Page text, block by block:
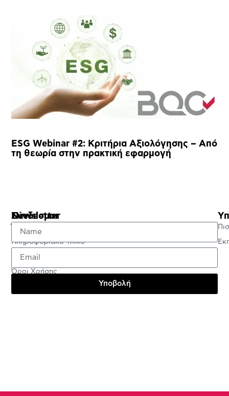
ESG Webinar #2: Κριτήρια Αξιολόγησης – Από
τη θεωρία στην πρακτική εφαρμογή
Σύνδεσμοι
Πληροφοριακό Υλικό
Πολιτική Απορρήτου
Όροι Χρήσης
Newsletter
Υποβολή